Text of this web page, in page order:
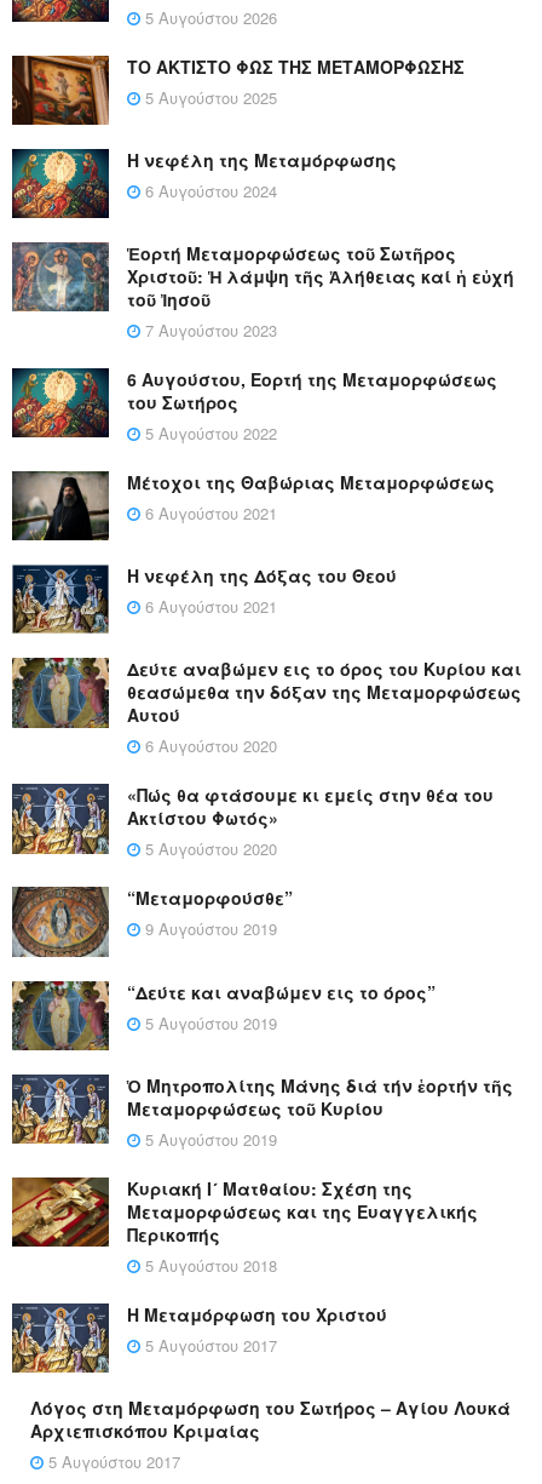
5 Αυγούστου 2026
ΤΟ ΑΚΤΙΣΤΟ ΦΩΣ ΤΗΣ ΜΕΤΑΜΟΡΦΩΣΗΣ
5 Αυγούστου 2025
Η νεφέλη της Μεταμόρφωσης
6 Αυγούστου 2024
Ἑορτή Μεταμορφώσεως τοῦ Σωτῆρος
Χριστοῦ: Ἡ λάμψη τῆς Ἀλήθειας καί ἡ εὐχή
τοῦ Ἰησοῦ
7 Αυγούστου 2023
6 Αυγούστου, Εορτή της Μεταμορφώσεως
του Σωτήρος
5 Αυγούστου 2022
Μέτοχοι της Θαβώριας Μεταμορφώσεως
6 Αυγούστου 2021
Η νεφέλη της Δόξας του Θεού
6 Αυγούστου 2021
Δεύτε αναβώμεν εις το όρος του Κυρίου και
θεασώμεθα την δόξαν της Μεταμορφώσεως
Αυτού
6 Αυγούστου 2020
«Πώς θα φτάσουμε κι εμείς στην θέα του
Ακτίστου Φωτός»
5 Αυγούστου 2020
“Μεταμορφούσθε”
9 Αυγούστου 2019
“Δεύτε και αναβώμεν εις το όρος”
5 Αυγούστου 2019
Ὁ Μητροπολίτης Μάνης διά τήν ἑορτήν τῆς
Μεταμορφώσεως τοῦ Κυρίου
5 Αυγούστου 2019
Κυριακή Ι´ Ματθαίου: Σχέση της
Μεταμορφώσεως και της Ευαγγελικής
Περικοπής
5 Αυγούστου 2018
Η Μεταμόρφωση του Χριστού
5 Αυγούστου 2017
Λόγος στη Μεταμόρφωση του Σωτήρος – Αγίου Λουκά
Αρχιεπισκόπου Κριμαίας
5 Αυγούστου 2017